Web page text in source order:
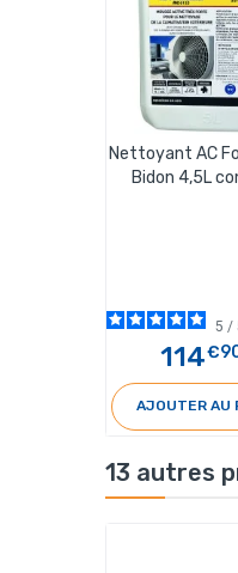
Nettoyant AC
Bidon 4,5L
5 /
114
AJOUTER AU
13 autres